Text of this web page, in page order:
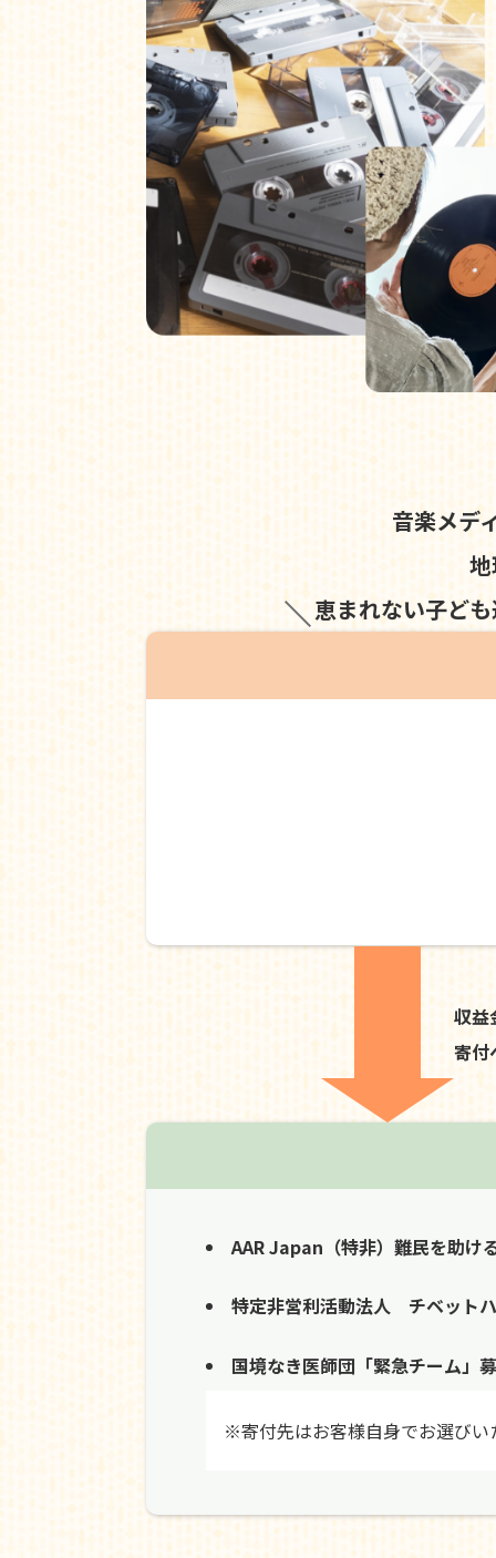
音楽メデ
恵まれない子ど
収益
寄付
AAR Japan（特非）難民を助け
特定非営利活動法人 チベット
国境なき医師団「緊急チーム」
※寄付先はお客様自身でお選びい